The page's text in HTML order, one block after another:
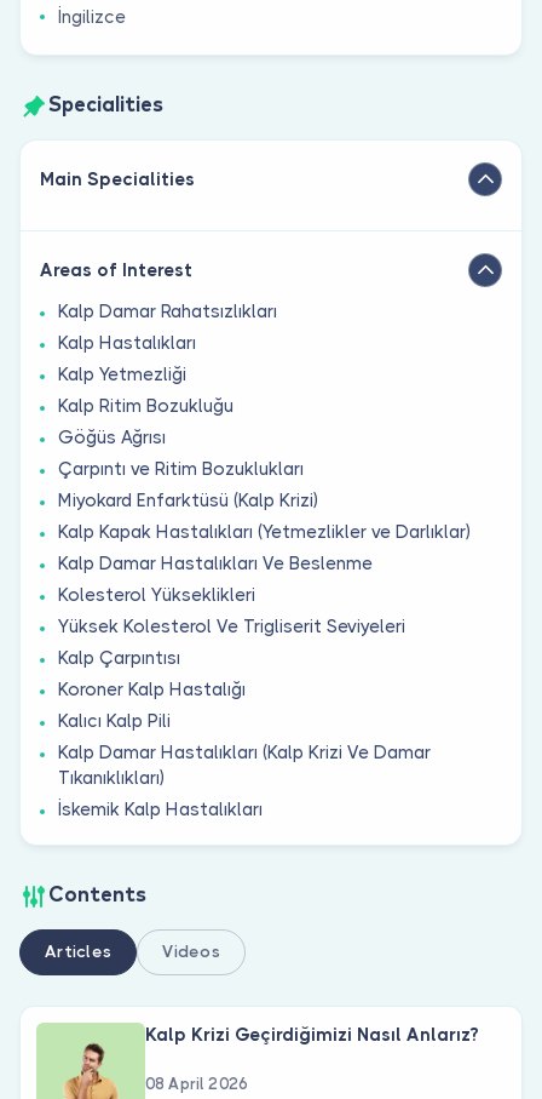
İngilizce
Specialities
Main Specialities
Areas of Interest
Kalp Damar Rahatsızlıkları
Kalp Hastalıkları
Kalp Yetmezliği
Kalp Ritim Bozukluğu
Göğüs Ağrısı
Çarpıntı ve Ritim Bozuklukları
Miyokard Enfarktüsü (Kalp Krizi)
Kalp Kapak Hastalıkları (Yetmezlikler ve Darlıklar)
Kalp Damar Hastalıkları Ve Beslenme
Kolesterol Yükseklikleri
Yüksek Kolesterol Ve Trigliserit Seviyeleri
Kalp Çarpıntısı
Koroner Kalp Hastalığı
Kalıcı Kalp Pili
Kalp Damar Hastalıkları (Kalp Krizi Ve Damar
Tıkanıklıkları)
İskemik Kalp Hastalıkları
Contents
Articles Videos
Kalp Krizi Geçirdiğimizi Nasıl Anlarız?
08 April 2026